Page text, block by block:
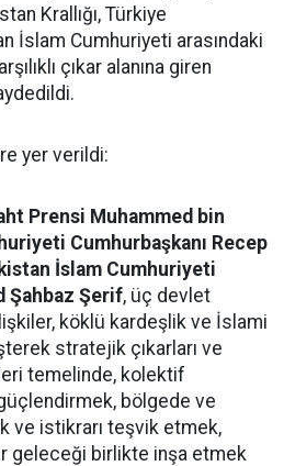
Krallığı, Türkiye
İslam Cumhuriyeti arasındaki
çıkar alanına giren
yer verildi:
Prensi Muhammed bin
Cumhurbaşkanı Recep
İslam Cumhuriyeti
Şahbaz Şerif, üç devlet
köklü kardeşlik ve İslami
stratejik çıkarları ve
temelinde, kolektif
bölgede ve
ve istikrarı teşvik etmek,
geleceği birlikte inşa etmek